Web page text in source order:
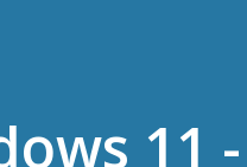
11